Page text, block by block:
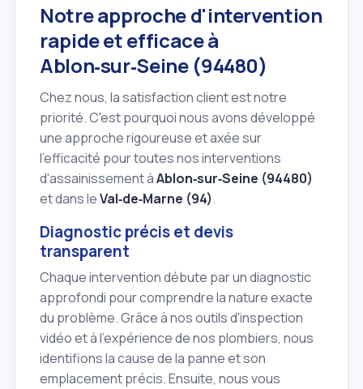
Notre approche d'intervention
rapide et efficace à
Ablon‑sur‑Seine (94480)
Chez nous, la satisfaction client est notre
priorité. C'est pourquoi nous avons développé
une approche rigoureuse et axée sur
l'efficacité pour toutes nos interventions
d'assainissement àAblon‑sur‑Seine (94480)
et dans leVal‑de‑Marne (94).
Diagnostic précis et devis
transparent
Chaque intervention débute par un diagnostic
approfondi pour comprendre la nature exacte
du problème. Grâce à nos outils d'inspection
vidéo et à l'expérience de nos plombiers, nous
identifions la cause de la panne et son
emplacement précis. Ensuite, nous vous